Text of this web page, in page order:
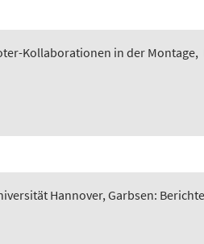
Kollaborationen in der Montage,
Hannover, Garbsen: